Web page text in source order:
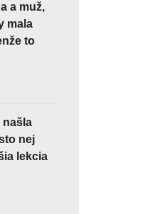
a muž,
mala
to
našla
nej
lekcia